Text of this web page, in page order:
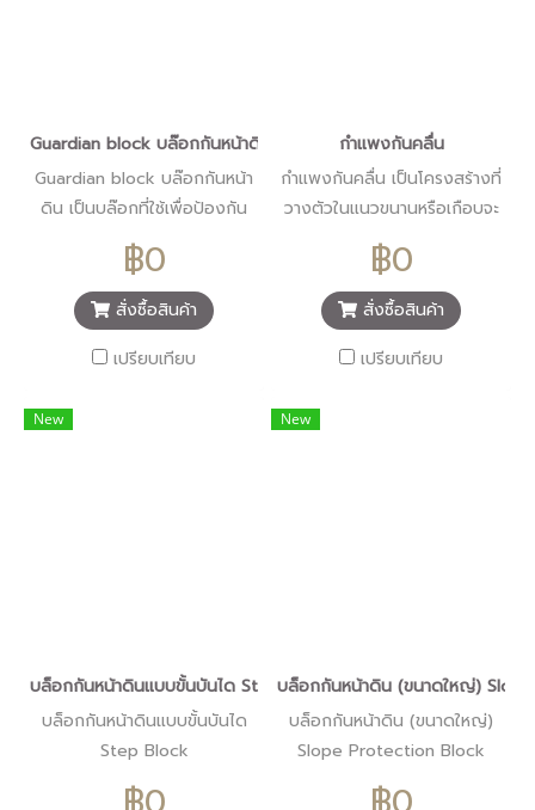
Guardian block บล๊อกกันหน้าดิน
Guardian block บล๊อกกันหน้า
ดิน เป็นบล๊อกที่ใช้เพื่อป้องกัน
การกันเซอะของดินจาก น้ำโดย
เฉพาะ เพราะมีนำ้หนักพอสมควร
สามารถต้านแรง พัดจากคลื่นน้ำ
ได้เป็นอย่างดี และที่สำคัญ เป็น
ระบบ เข้าล็อคกันเอง(Interlock)
เป็นแผงได้โดยไม่ต้องพึ่งอุปกร
฿0
สั่งซื้อสินค้า
เปรียบเทียบ
กำแพงกันคลื่น
กําแพงกันคลื่น เป็นโครงสร้างที่
วางตัวในแนวขนานหรือเกือบจะ
ขนานกับชายฝั่ง เพื่อป้องกันการ
กัดเซาะของดินจากคลื่นและกระ
แสนํ้าทะเล
฿0
สั่งซื้อสินค้า
เปรียบเทียบ
New
บล็อกกันหน้าดินแบบขั้นบันได Step Block
บล็อกกันหน้าดินแบบขั้นบันได
Step Block
New
บล็อกกันหน้าดิน (ขนาดใหญ่)
บล็อกกันหน้าดิน (ขนาดใหญ่)
Slope Protection Block
Double-Large